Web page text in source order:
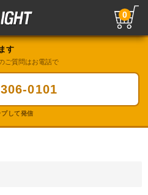
0
す
ご質問はお電話で
0101
プして発信